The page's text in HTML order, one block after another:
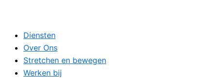
Diensten
Over Ons
Stretchen en bewegen
Werken bij